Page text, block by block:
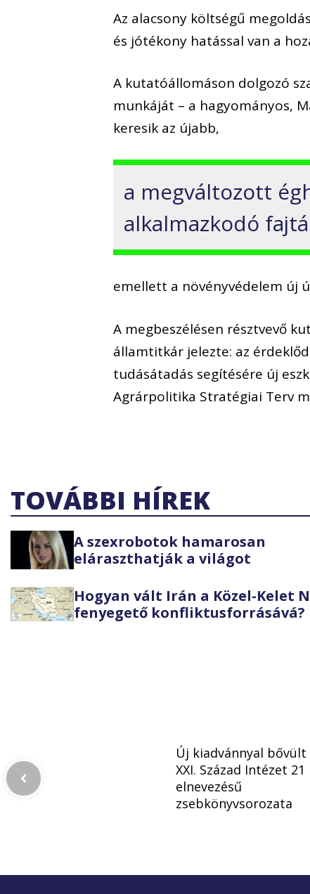
Az alacsony költségű
és jótékony hatással van a
A kutatóállomáson dolgozó
munkáját – a hagyományos,
keresik az újabb,
a megváltozott
alkalmazkodó
emellett a növényvédelem új
A megbeszélésen résztvevő
államtitkár jelezte: az
tudásátadás segítésére új
Agrárpolitika Stratégiai Terv
TOVÁBBI HÍREK
A szexrobotok hamarosan
eláraszthatják a világot
Hogyan vált Irán a Közel-Kelet
fenyegető konfliktusforrásává?
Új kiadvánnyal bővült
XXI. Század Intézet 21
elnevezésű
zsebkönyvsorozata